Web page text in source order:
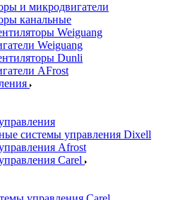
и микродвигатели
канальные
Weiguang
Weiguang
Dunli
AFrost
системы управления Dixell
Afrost
Carel